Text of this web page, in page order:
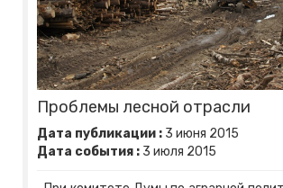
Проблемы лесной отрасли
Дата публикации : 3 июня 2015
Дата события : 3 июля 2015